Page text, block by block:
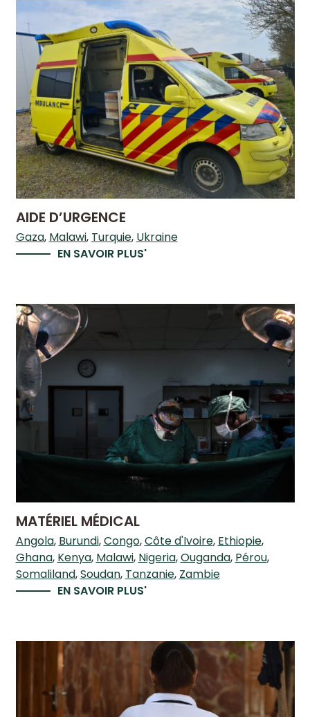
AIDE D’URGENCE
Gaza Malawi Turquie Ukraine
EN SAVOIR PLUS'
MATÉRIEL MÉDICAL
Angola Burundi Congo Côte d'Ivoire Ethiopie
Ghana Kenya Malawi Nigeria Ouganda Pérou
Somaliland Soudan Tanzanie Zambie
EN SAVOIR PLUS'